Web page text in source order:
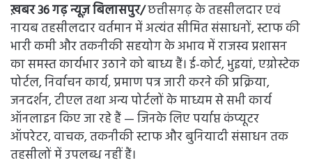
ख़बर 36 गढ़ न्यूज़ बिलासपुर/छत्तीसगढ़ के तहसीलदार एवं
नायब तहसीलदार वर्तमान में अत्यंत सीमित संसाधनों, स्टाफ की
भारी कमी और तकनीकी सहयोग के अभाव में राजस्व प्रशासन
का समस्त कार्यभार उठाने को बाध्य हैं। ई-कोर्ट, भुइयां, एग्रोस्टेक
पोर्टल, निर्वाचन कार्य, प्रमाण पत्र जारी करने की प्रक्रिया,
जनदर्शन, टीएल तथा अन्य पोर्टलों के माध्यम से सभी कार्य
ऑनलाइन किए जा रहे हैं — जिनके लिए पर्याप्त कंप्यूटर
ऑपरेटर, वाचक, तकनीकी स्टाफ और बुनियादी संसाधन तक
तहसीलों में उपलब्ध नहीं हैं।